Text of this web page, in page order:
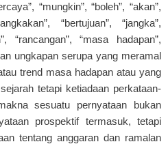
“mungkin”, “boleh”, “akan”,
“bertujuan”, “jangka”,
“rancangan”, “masa hadapan”,
ungkapan serupa yang meramal
trend masa hadapan atau yang
tetapi ketiadaan perkataan-
sesuatu pernyataan bukan
prospektif termasuk, tetapi
tentang anggaran dan ramalan